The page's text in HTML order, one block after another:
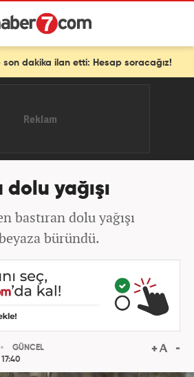
etti: Hesap soracağız!
dolu yağışı
bastıran dolu yağışı
büründü.
GÜNCEL